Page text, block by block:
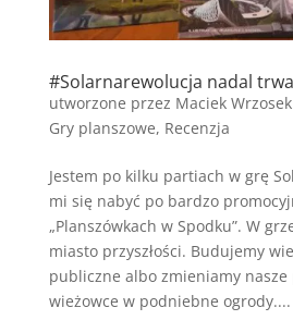
#Solarnarewolucja nadal
utworzone przez Maciek Wrzosek
Gry planszowe, Recenzja
Jestem po kilku partiach w grę
mi się nabyć po bardzo
„Planszówkach w Spodku”. W
miasto przyszłości. Budujemy
publiczne albo zmieniamy nasze
wieżowce w podniebne ogrody....